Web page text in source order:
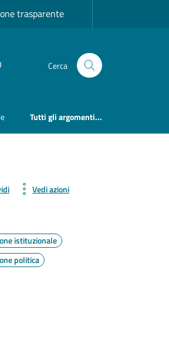
trasparente
Whatsapp Cerca
Tutti gli argomenti...
Vedi azioni
istituzionale
politica